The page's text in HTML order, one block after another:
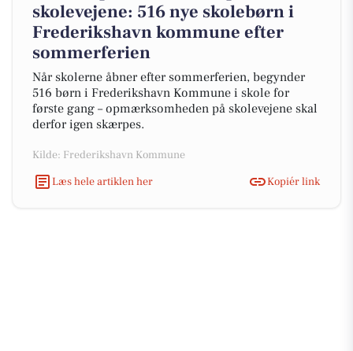
skolevejene: 516 nye skolebørn i
Frederikshavn kommune efter
sommerferien
Når skolerne åbner efter sommerferien, begynder
516 børn i Frederikshavn Kommune i skole for
første gang – opmærksomheden på skolevejene skal
derfor igen skærpes.
Kilde: Frederikshavn Kommune
Læs hele artiklen her
Kopiér link